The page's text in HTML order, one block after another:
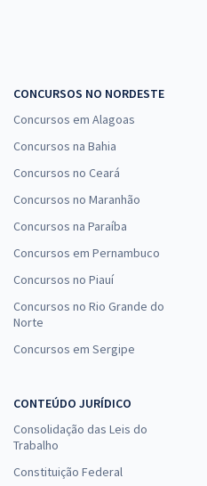
CONCURSOS NO NORDESTE
Concursos em Alagoas
Concursos na Bahia
Concursos no Ceará
Concursos no Maranhão
Concursos na Paraíba
Concursos em Pernambuco
Concursos no Piauí
Concursos no Rio Grande do
Norte
Concursos em Sergipe
CONTEÚDO JURÍDICO
Consolidação das Leis do
Trabalho
Constituição Federal